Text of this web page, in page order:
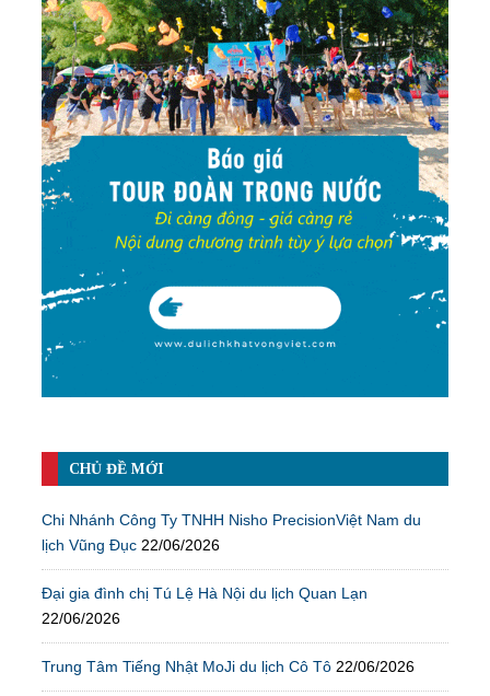
CHỦ ĐỀ MỚI
Chi Nhánh Công Ty TNHH Nisho PrecisionViệt Nam du
lịch Vũng Đục 22/06/2026
Đại gia đình chị Tú Lệ Hà Nội du lịch Quan Lạn
22/06/2026
Trung Tâm Tiếng Nhật MoJi du lịch Cô Tô 22/06/2026